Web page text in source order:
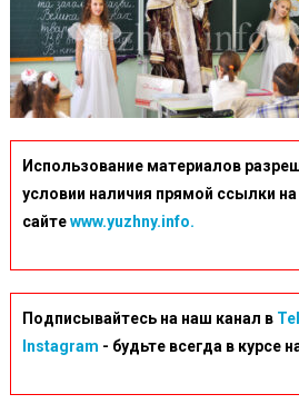
Использование материалов
условии наличия прямой ссылки
сайтеwww.yuzhny.info.
Подписывайтесь на наш канал в
Instagram - будьте всегда в курсе